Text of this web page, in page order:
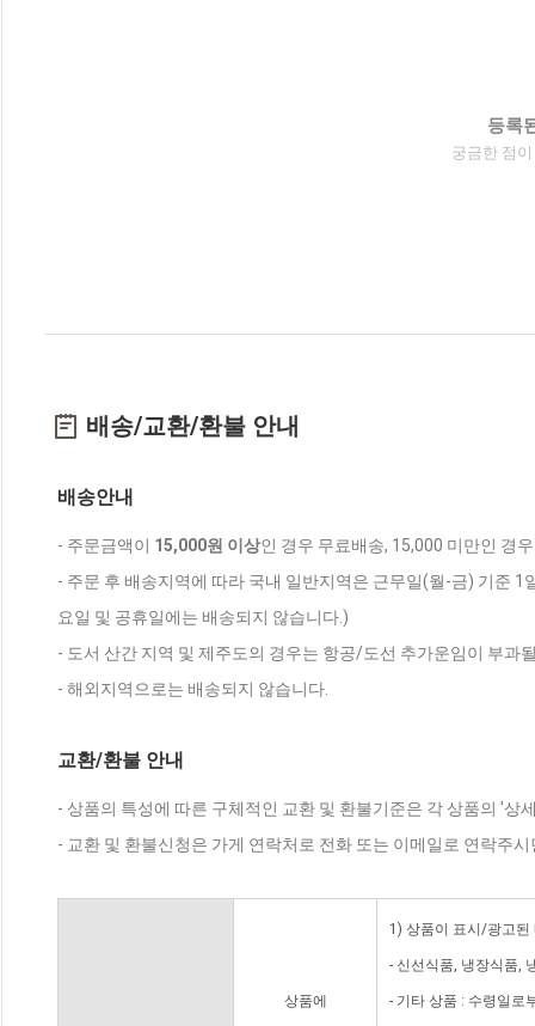
등록
궁금한 점
배송/교환/환불 안내
배송안내
- 주문금액이 15,000원 이상인 경우 무료배송, 15,000 미만인 경
- 주문 후 배송지역에 따라 국내 일반지역은 근무일(월-금) 기준
요일 및 공휴일에는 배송되지 않습니다.)
- 도서 산간 지역 및 제주도의 경우는 항공/도선 추가운임이 부과
- 해외지역으로는 배송되지 않습니다.
교환/환불 안내
- 상품의 특성에 따른 구체적인 교환 및 환불기준은 각 상품의 '상
- 교환 및 환불신청은 가게 연락처로 전화 또는 이메일로 연락주
상품에
1) 상품이 표시/광고된
- 신선식품, 냉장식품,
- 기타 상품 : 수령일로